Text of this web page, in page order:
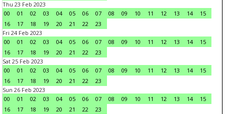
Thu 23 Feb 2023
00
01 02 03 04 05 06 07 08 09 10 11 12 13 14
15
16
17 18 19 20 21 22
23
Fri 24 Feb 2023
00
01 02 03 04 05 06 07 08 09 10 11 12 13 14
15
16
17 18 19 20 21 22
23
Sat 25 Feb 2023
00
01 02 03 04 05 06 07 08 09 10 11 12 13 14
15
16
17 18 19 20 21 22
23
Sun 26 Feb 2023
00
01 02 03 04 05 06 07 08 09 10 11 12 13 14
15
16
17 18 19 20 21 22
23